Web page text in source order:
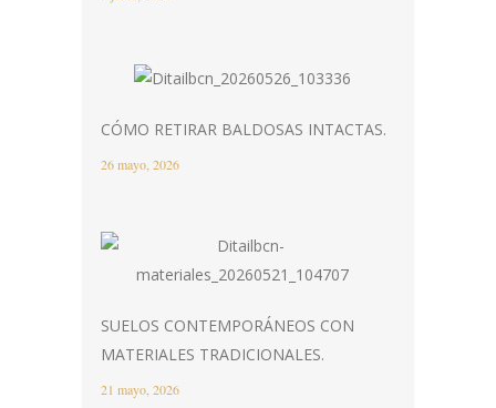
CÓMO RETIRAR BALDOSAS INTACTAS.
26 mayo, 2026
SUELOS CONTEMPORÁNEOS CON
MATERIALES TRADICIONALES.
21 mayo, 2026